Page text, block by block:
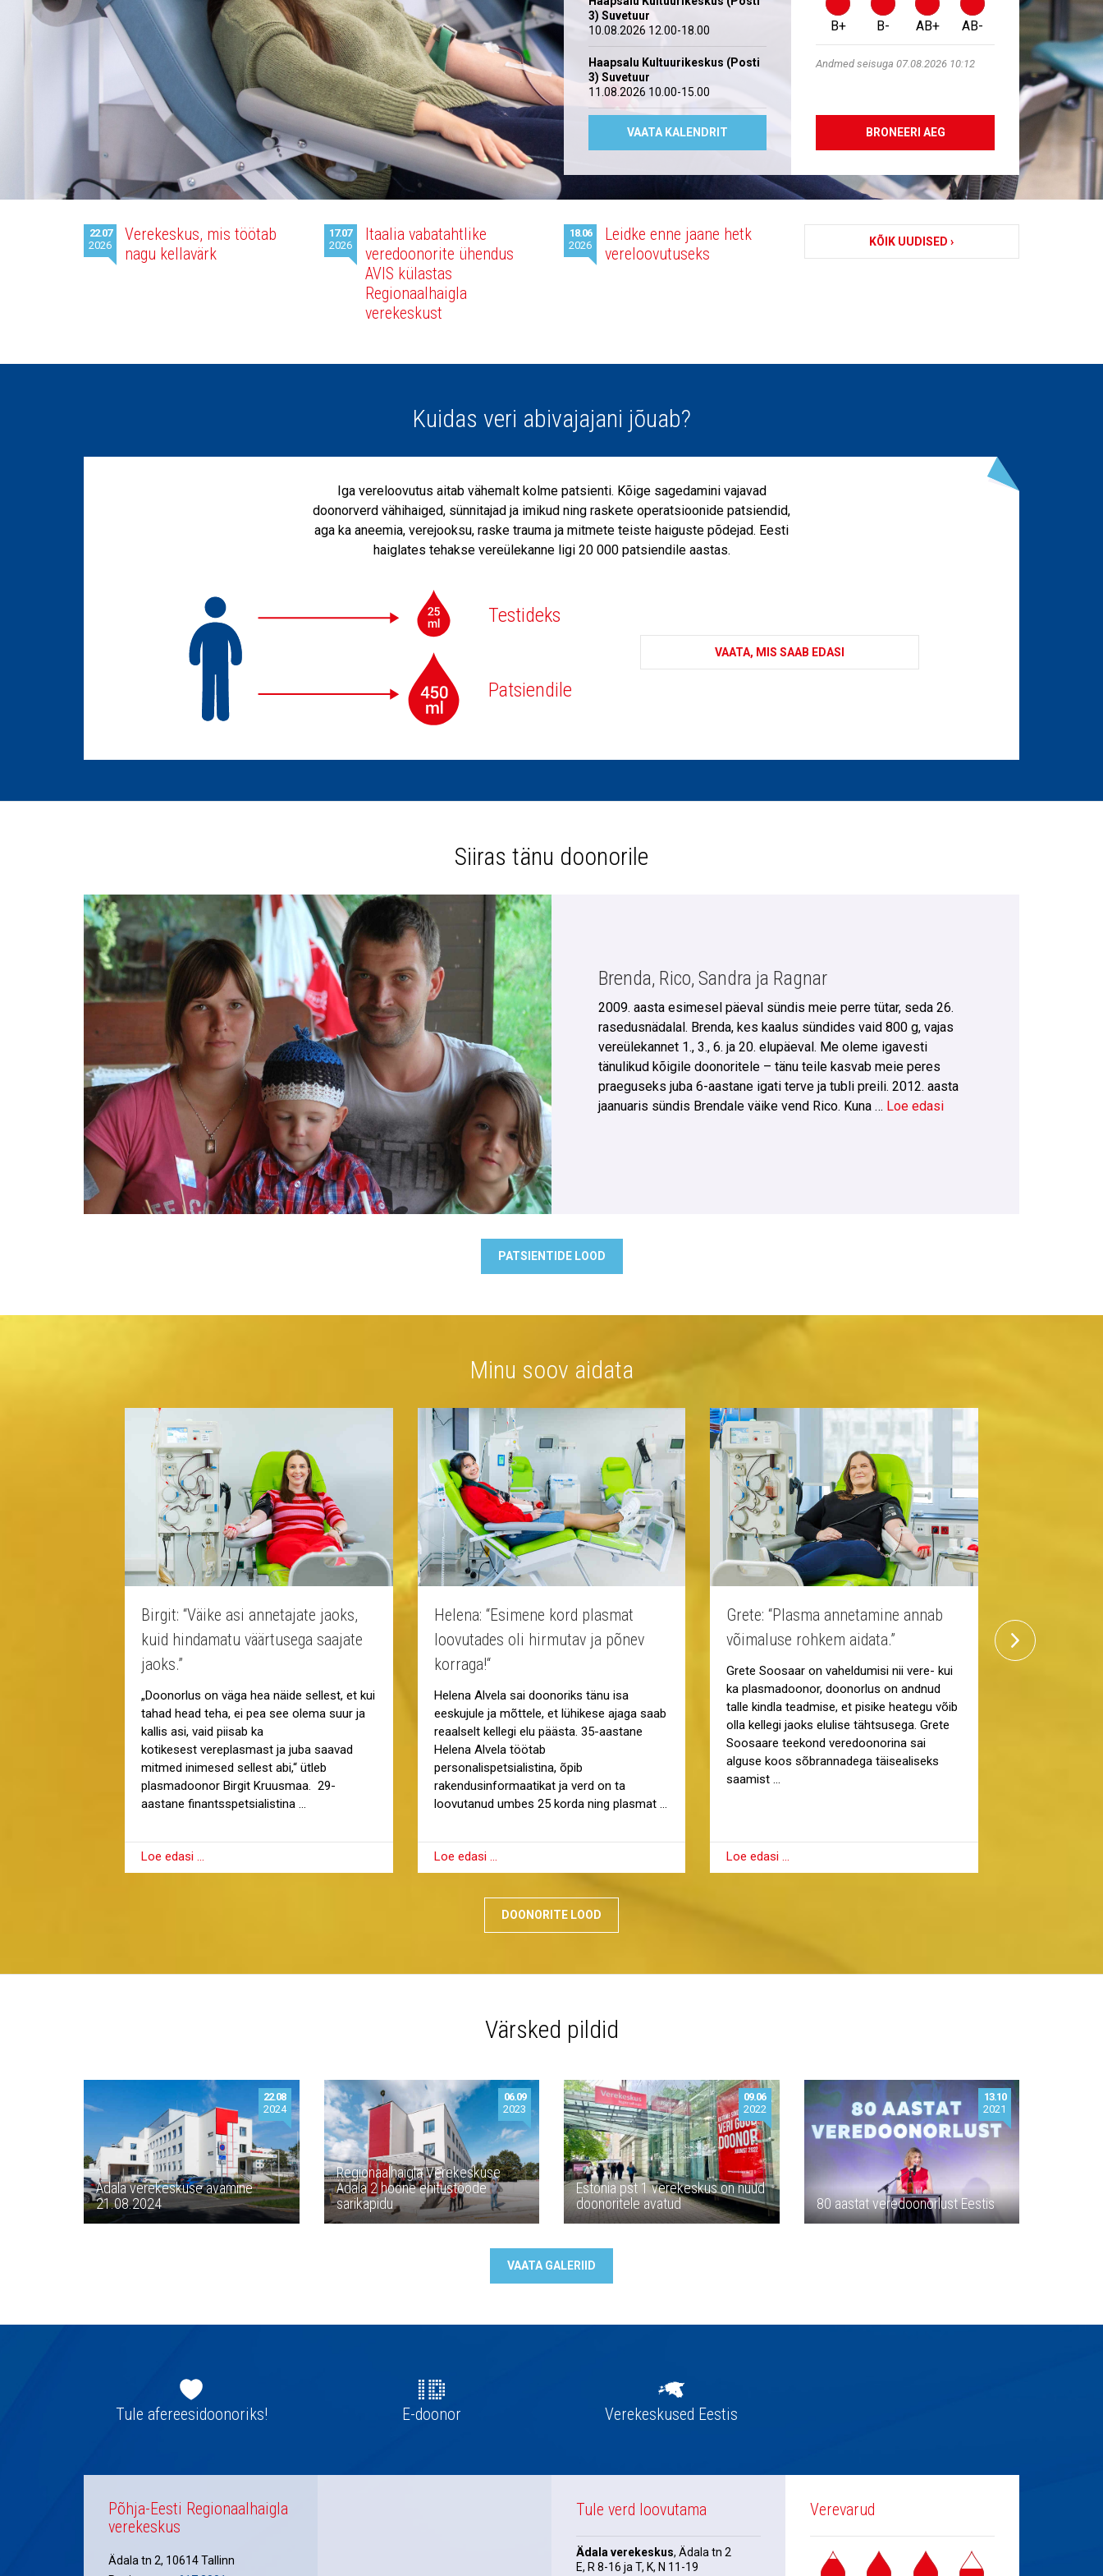
3) Suvetuur
10.08.2026 12.00-18.00
Haapsalu Kultuurikeskus (Posti
3) Suvetuur
11.08.2026 10.00-15.00
VAATA KALENDRIT
B+ B- AB+ AB-
Andmed seisuga 07.08.2026 10:12
BRONEERI AEG
Viimased
uudised
22.07
2026
Verekeskus, mis töötab
nagu kellavärk
17.07
2026
Itaalia vabatahtlike
veredoonorite ühendus
AVIS külastas
Regionaalhaigla
verekeskust
18.06
2026
Leidke enne jaane hetk
vereloovutuseks
KÕIK UUDISED ›
Kuidas veri abivajajani jõuab?
Iga vereloovutus aitab vähemalt kolme patsienti. Kõige sagedamini vajavad
doonorverd vähihaiged, sünnitajad ja imikud ning raskete operatsioonide patsiendid,
aga ka aneemia, verejooksu, raske trauma ja mitmete teiste haiguste põdejad. Eesti
haiglates tehakse vereülekanne ligi 20 000 patsiendile aastas.
Testideks
Patsiendile
VAATA, MIS SAAB EDASI
Siiras tänu doonorile
Brenda, Rico, Sandra ja Ragnar
2009. aasta esimesel päeval sündis meie perre tütar, seda 26.
rasedusnädalal. Brenda, kes kaalus sündides vaid 800 g, vajas
vereülekannet 1., 3., 6. ja 20. elupäeval. Me oleme igavesti
tänulikud kõigile doonoritele – tänu teile kasvab meie peres
praeguseks juba 6-aastane igati terve ja tubli preili. 2012. aasta
jaanuaris sündis Brendale väike vend Rico. Kuna … Loe edasi
PATSIENTIDE LOOD
Minu soov aidata
Birgit: “Väike asi annetajate jaoks,
kuid hindamatu väärtusega saajate
jaoks.”
„Doonorlus on väga hea näide sellest, et kui
tahad head teha, ei pea see olema suur ja
kallis asi, vaid piisab ka
kotikesest vereplasmast ja juba saavad
mitmed inimesed sellest abi,“ ütleb
plasmadoonor Birgit Kruusmaa. 29-
aastane finantsspetsialistina …
Loe edasi …
Helena: “Esimene kord plasmat
loovutades oli hirmutav ja põnev
korraga!“
Helena Alvela sai doonoriks tänu isa
eeskujule ja mõttele, et lühikese ajaga saab
reaalselt kellegi elu päästa. 35-aastane
Helena Alvela töötab
personalispetsialistina, õpib
rakendusinformaatikat ja verd on ta
loovutanud umbes 25 korda ning plasmat …
Loe edasi …
Grete: “Plasma annetamine annab
võimaluse rohkem aidata.”
Grete Soosaar on vaheldumisi nii vere- kui
ka plasmadoonor, doonorlus on andnud
talle kindla teadmise, et pisike heategu võib
olla kellegi jaoks elulise tähtsusega. Grete
Soosaare teekond veredoonorina sai
alguse koos sõbrannadega täisealiseks
saamist …
Loe edasi …
Suur
kino toetab
DOONORITE LOOD
Värsked pildid
Ädala verekeskuse avamine
21.08.2024
22.08
2024
Regionaalhaigla Verekeskuse
Ädala 2 hoone ehitustööde
sarikapidu
06.09
2023
Estonia pst 1 verekeskus on nüüd
doonoritele avatud
09.06
2022
80 aastat veredoonorlust Eestis
13.10
2021
VAATA GALERIID
navigatsioonTule afereesidoonoriks! E-doonor Verekeskused Eestis
Põhja-Eesti Regionaalhaigla
verekeskus
Ädala tn 2, 10614 Tallinn
Tule verd loovutama
Ädala verekeskus, Ädala tn 2
E, R 8-16 ja T, K, N 11-19
Verevarud